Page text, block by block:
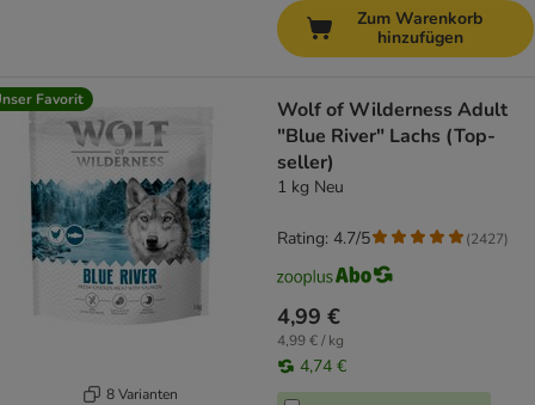
Zum Warenkorb
hinzufügen
Favorit
8 Varianten
Wolf of Wilderness Adult
"Blue River" Lachs (Top-
seller)
1 kg Neu
4,99 €
4,99 € / kg
4,74 €
Rating: 4.7/5 (2427)